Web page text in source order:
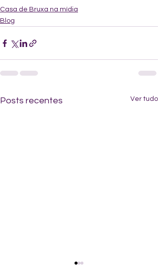
Casa de Bruxa na mídia
Blog
Posts recentes Ver tudo